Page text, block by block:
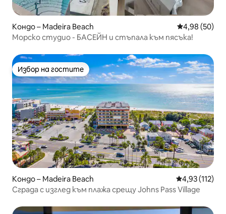
Кондо – Madeira Beach Средна
4,98 (50)
Морско студио - БАСЕЙН и стъпала към пясъка!
Избор на гостите
Избор на гостите
Кондо – Madeira Beach Средна
4,93 (112)
Сграда с изглед към плажа срещу Johns Pass Village